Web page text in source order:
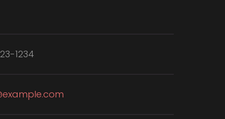
1234